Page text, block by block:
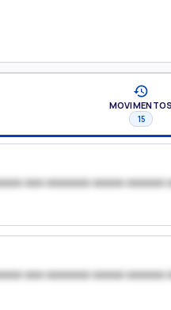
MOVIMENTOS
15
xxx xxxxxxx xxxxx xxxxxx
xxx xxxxxxx xxxxx xxxxxx